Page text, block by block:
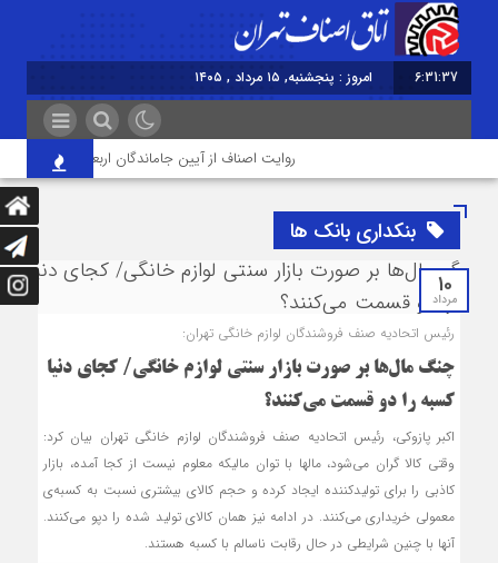
6:31:37 امروز : پنجشنبه, ۱۵ مرداد , ۱۴۰۵
روایت اصناف از آیین جاماندگان اربعین در تهران؛
بنکداری بانک ها
10
مرداد
رئیس اتحادیه صنف فروشندگان لوازم خانگی تهران:
چنگ مال‌ها بر صورت بازار سنتی لوازم خانگی/ کجای دنیا
کسبه را دو قسمت می‌کنند؟
اکبر پازوکی، رئیس اتحادیه صنف فروشندگان لوازم خانگی تهران بیان کرد:
وقتی کالا گران می‌شود، مال‎ها با توان مالیکه معلوم نیست از کجا آمده، بازار
کاذبی را برای تولیدکننده ایجاد کرده و حجم کالای بیشتری نسبت به کسبه‌ی
معمولی خریداری می‌کنند. در ادامه نیز همان کالای تولید شده را دپو می‌کنند.
آنها با چنین شرایطی در حال رقابت ناسالم با کسبه هستند.